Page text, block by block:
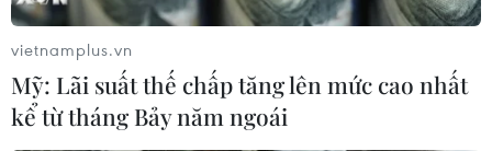
vietnamplus.vn
Mỹ: Lãi suất thế chấp tăng lên mức cao nhất
kể từ tháng Bảy năm ngoái